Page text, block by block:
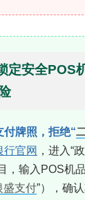
定安全POS
付牌照，拒绝“
行官网 ，进入“
，输入POS机
盛支付”），确